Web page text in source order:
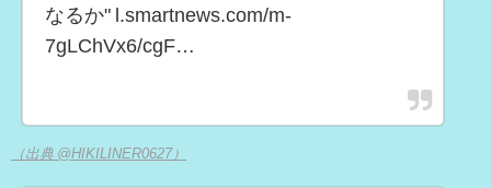
なるか" l.smartnews.com/m-
7gLChVx6/cgF…
（出典 @HIKILINER0627）